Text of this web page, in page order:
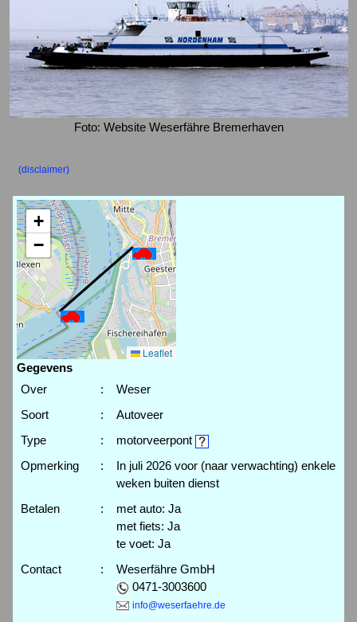
Foto: Website Weserfähre Bremerhaven
(disclaimer)
+
−
Leaflet
Gegevens
Over
:
Weser
Soort
:
Autoveer
Type
:
motorveerpont
Opmerking
:
In juli 2026 voor (naar verwachting) enkele
weken buiten dienst
Betalen
:
met auto: Ja
met fiets: Ja
te voet: Ja
Contact
:
Weserfähre GmbH
0471-3003600
info@weserfaehre.de